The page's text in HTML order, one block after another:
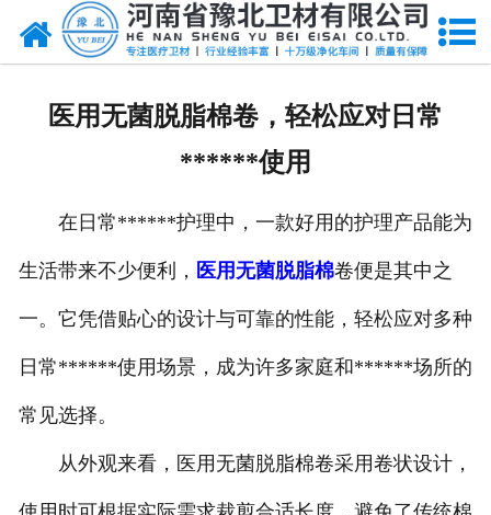
网站首页
厂房设备
人才招聘
医用无菌脱脂棉卷，轻松应对日常
******使用
在日常******护理中，一款好用的护理产品能为
生活带来不少便利， 医用无菌脱脂棉卷便是其中之
一。它凭借贴心的设计与可靠的性能，轻松应对多种
日常******使用场景，成为许多家庭和******场所的
常见选择。
从外观来看，医用无菌脱脂棉卷采用卷状设计，